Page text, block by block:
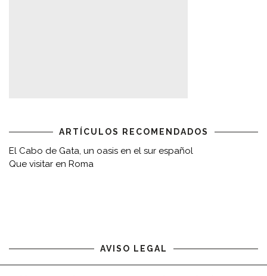
ARTÍCULOS RECOMENDADOS
El Cabo de Gata, un oasis en el sur español
Que visitar en Roma
AVISO LEGAL